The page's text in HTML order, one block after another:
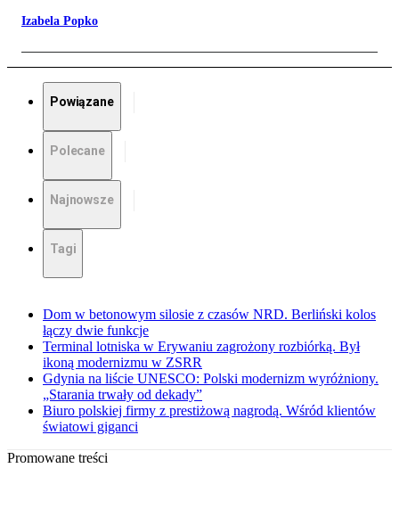
Izabela Popko
Powiązane
Polecane
Najnowsze
Tagi
Dom w betonowym silosie z czasów NRD. Berliński kolos
łączy dwie funkcje
Terminal lotniska w Erywaniu zagrożony rozbiórką. Był
ikoną modernizmu w ZSRR
Gdynia na liście UNESCO: Polski modernizm wyróżniony.
„Starania trwały od dekady”
Biuro polskiej firmy z prestiżową nagrodą. Wśród klientów
światowi giganci
Promowane treści